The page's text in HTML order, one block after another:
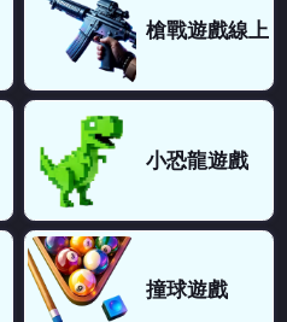
槍戰遊戲線上
小恐龍遊戲
撞球遊戲